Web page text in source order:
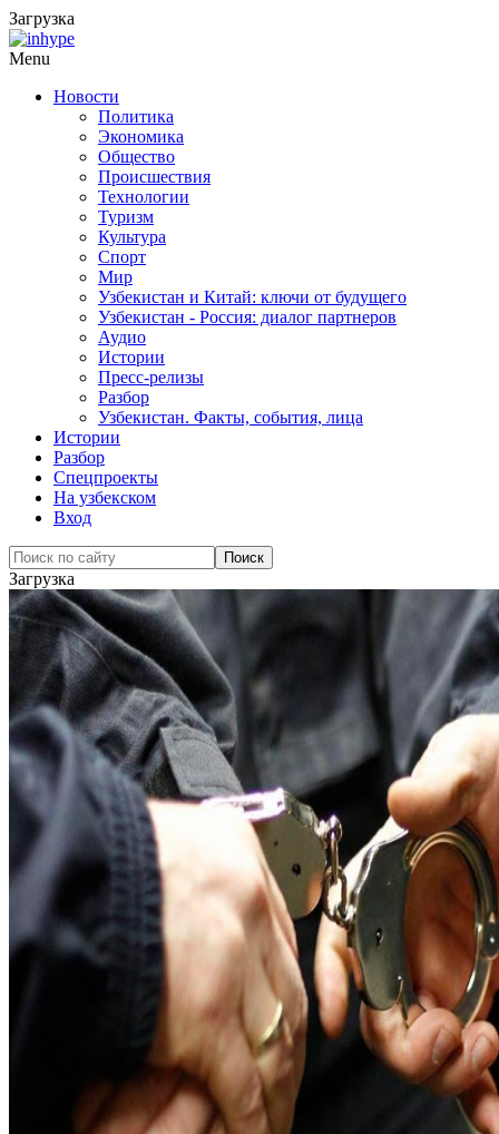
Загрузка
Menu
Новости
Политика
Экономика
Общество
Происшествия
Технологии
Туризм
Культура
Спорт
Мир
Узбекистан и Китай: ключи от будущего
Узбекистан - Россия: диалог партнеров
Аудио
Истории
Пресс-релизы
Разбор
Узбекистан. Факты, события, лица
Истории
Разбор
Спецпроекты
На узбекском
Вход
Загрузка